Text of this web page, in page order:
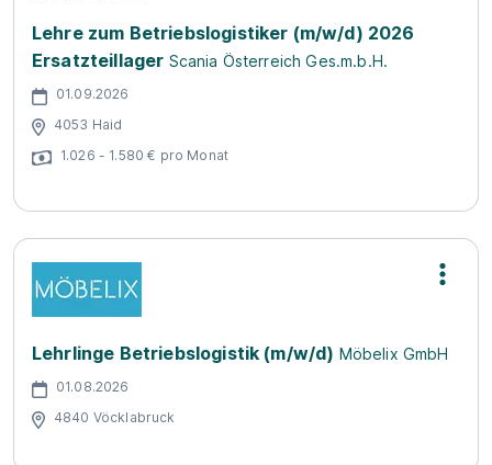
Lehre zum Betriebslogistiker (m/w/d) 2026
Ersatzteillager Scania Österreich Ges.m.b.H.
01.09.2026
4053 Haid
1.026 - 1.580 € pro Monat
Lehrlinge Betriebslogistik (m/w/d) Möbelix GmbH
01.08.2026
4840 Vöcklabruck